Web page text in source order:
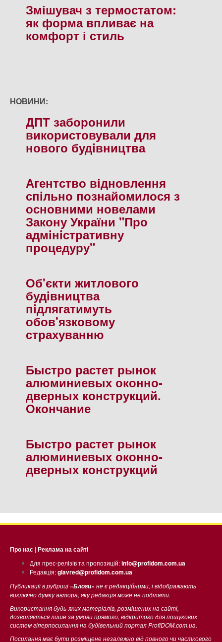
Змішувач з термостатом:
як форма впливає на
комфорт і стиль
НОВИНИ:
ДПТ заборонили
використовували для
нового будiвництва
Агентство вiдновлення
спiльно познайомилося з
основними новелами
Закону України "Про
адмiнiстративну
процедуру"
Об'єкти житлового
будiвництва
пiдлягатимуть
обов'язковому
страхуванню
Быстро растет рынок
алюминиевых оконно-
дверных конструкций.
Окончание
Быстро растет рынок
алюминиевых оконно-
дверных конструкций
Про нас | Реклама на сайті
Для прес-релізів та пропозицій:info@profidom.com.ua
Редакція:glavred@profidom.com.ua
Публикації в рубриці «Блоги» не є редакційними, і відображають
виключно думку автора, яку редакція може не поділяти.
Використання будь-яких матеріалів, розміщених на сайті,
дозволяється лише за умови прямого, відкритого для пошукових
систем гіперпосилання на будівельний портал ProfiDOM.com.ua.
Посилання має бути розміщене незалежно від повного чи часткового